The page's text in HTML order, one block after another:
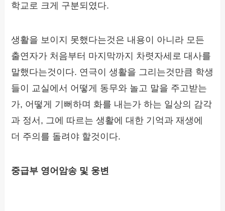
학교로 크게 구분되였다.
생활을 보이지 못했다는것은 내용이 아니라 모든
출연자가 처음부터 마지막까지 차렷자세로 대사를
말했다는것이다. 연극이 생활을 그리는것만큼 학생
들이 교실에서 어떻게 동무와 놀고 말을 주고받는
가, 어떻게 기뻐하며 화를 내는가 하는 일상의 감각
과 정서, 그에 따르는 생활에 대한 기억과 재생에
더 주의를 돌려야 할것이다.
중급부 영어암송 및 웅변